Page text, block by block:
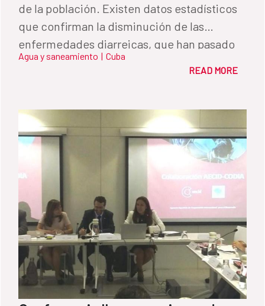
de la población. Existen datos estadísticos
que confirman la disminución de las
enfermedades diarreicas, que han pasado
de 3.170 casos en 2014 a 1.142 en 2015.
Agua y saneamiento | Cuba
READ MORE